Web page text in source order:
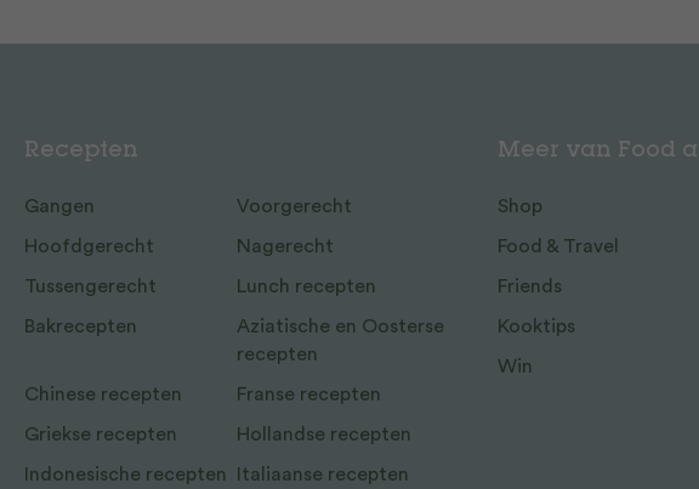
Recepten
Gangen Voorgerecht
Hoofdgerecht Nagerecht
Tussengerecht Lunch recepten
Bakrecepten
Aziatische en Oosterse
recepten
Chinese recepten Franse recepten
Griekse recepten Hollandse recepten
Indonesische recepten Italiaanse recepten
Meer van Food
Shop
Food & Travel
Friends
Kooktips
Win